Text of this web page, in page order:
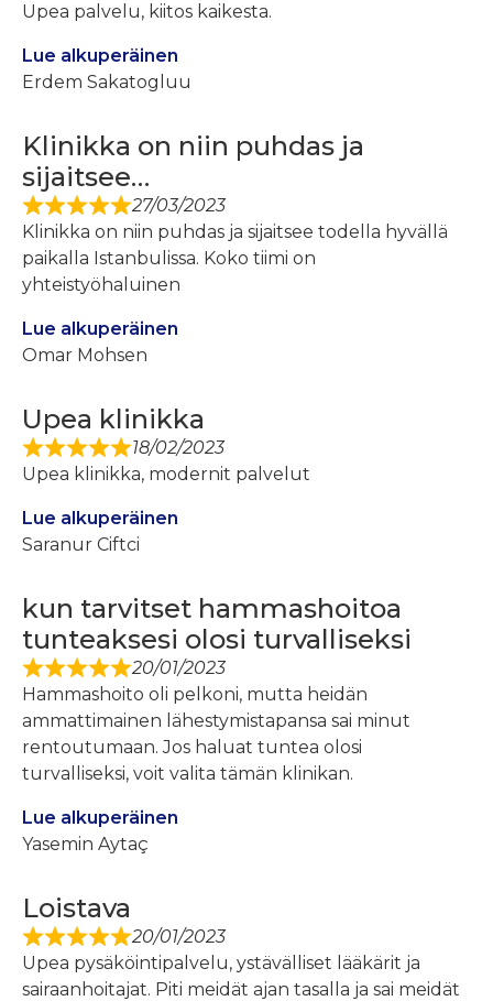
Upea palvelu, kiitos kaikesta.
Lue alkuperäinen
Erdem Sakatogluu
Klinikka on niin puhdas ja
sijaitsee…
27/03/2023
Klinikka on niin puhdas ja sijaitsee todella hyvällä
paikalla Istanbulissa. Koko tiimi on
yhteistyöhaluinen
Lue alkuperäinen
Omar Mohsen
Upea klinikka
18/02/2023
Upea klinikka, modernit palvelut
Lue alkuperäinen
Saranur Ciftci
kun tarvitset hammashoitoa
tunteaksesi olosi turvalliseksi
20/01/2023
Hammashoito oli pelkoni, mutta heidän
ammattimainen lähestymistapansa sai minut
rentoutumaan. Jos haluat tuntea olosi
turvalliseksi, voit valita tämän klinikan.
Lue alkuperäinen
Yasemin Aytaç
Loistava
20/01/2023
Upea pysäköintipalvelu, ystävälliset lääkärit ja
sairaanhoitajat. Piti meidät ajan tasalla ja sai meidät